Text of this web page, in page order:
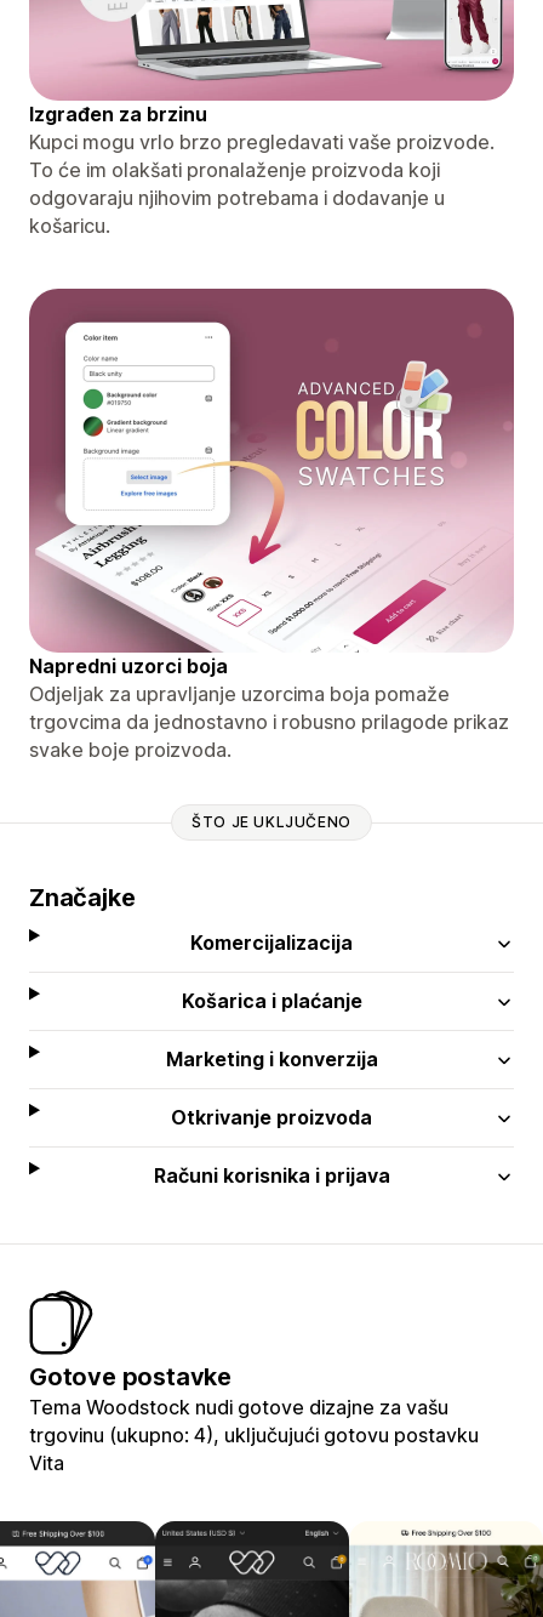
Izgrađen za brzinu
Kupci mogu vrlo brzo pregledavati vaše proizvode.
To će im olakšati pronalaženje proizvoda koji
odgovaraju njihovim potrebama i dodavanje u
košaricu.
Napredni uzorci boja
Odjeljak za upravljanje uzorcima boja pomaže
trgovcima da jednostavno i robusno prilagode prikaz
svake boje proizvoda.
ŠTO JE UKLJUČENO
Značajke
Komercijalizacija
Košarica i plaćanje
Marketing i konverzija
Otkrivanje proizvoda
Računi korisnika i prijava
Gotove postavke
Tema Woodstock nudi gotove dizajne za vašu
trgovinu (ukupno: 4), uključujući gotovu postavku
Vita